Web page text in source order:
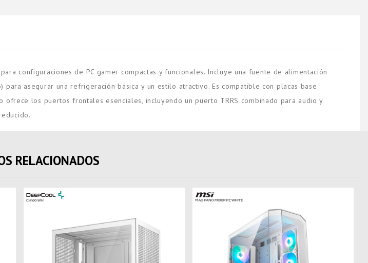
configuraciones de PC gamer compactas y funcionales. Incluye una fuente de alimentación
asegurar una refrigeración básica y un estilo atractivo. Es compatible con placas base
los puertos frontales esenciales, incluyendo un puerto TRRS combinado para audio y
RELACIONADOS